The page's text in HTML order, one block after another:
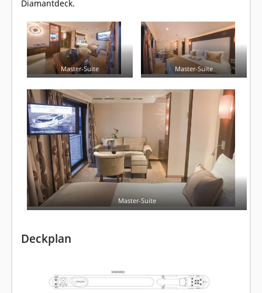
Diamantdeck.
Master-Suite Master-Suite
Master-Suite
Deckplan